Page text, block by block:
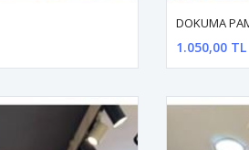
DOKUMA
1.050,00 TL